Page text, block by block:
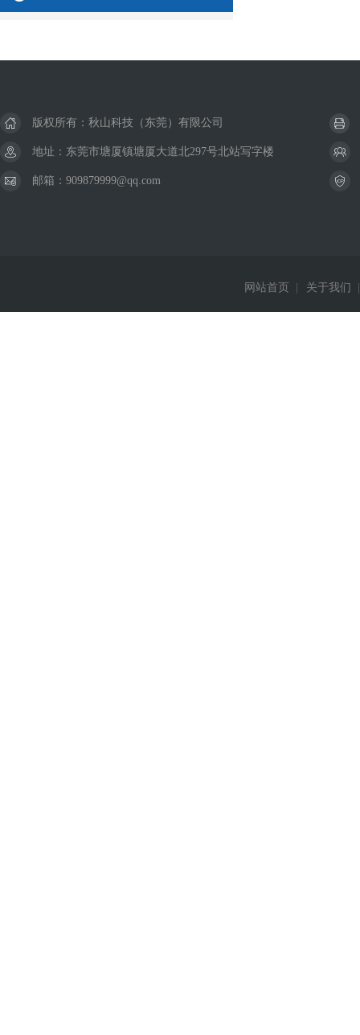
版权所有：秋山科技（东莞）有限公司
地址：东莞市塘厦镇塘厦大道北297号北站写字楼
邮箱：909879999@qq.com
网站首页 关于我们